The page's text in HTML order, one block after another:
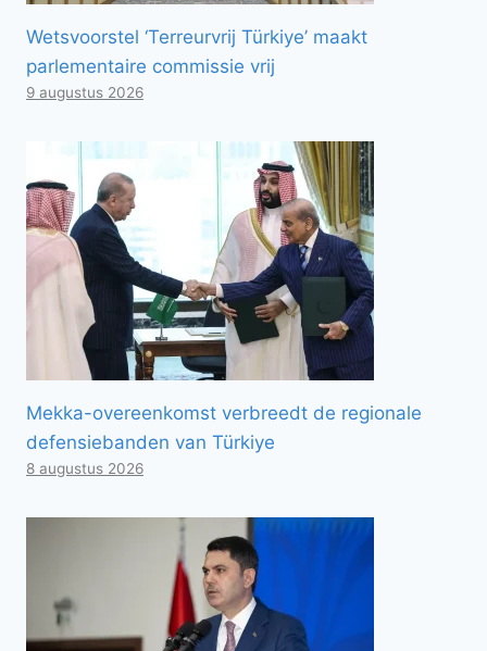
Wetsvoorstel ‘Terreurvrij Türkiye’ maakt
parlementaire commissie vrij
9 augustus 2026
Mekka-overeenkomst verbreedt de regionale
defensiebanden van Türkiye
8 augustus 2026